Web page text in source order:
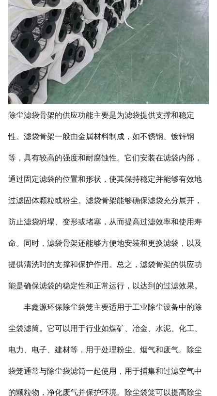
除尘滤袋骨架的供应功能主要是为滤袋提供支撑和稳定
性。滤袋骨架一般由金属材料制成，如不锈钢、镀锌钢
等，具有较高的强度和耐腐蚀性。它们安装在滤袋内部，
通过固定滤袋的位置和形状，使其保持稳定并能够有效地
过滤固体颗粒或粉尘。滤袋骨架能够确保滤袋充分展开，
防止滤袋坍塌、变形或堵塞，从而提高过滤效率和使用寿
命。同时，滤袋骨架还能够方便地安装和更换滤袋，以及
提供清洗时的支撑和保护作用。总之，滤袋骨架的供应功
能是确保滤袋的稳定性和正常运行，以达到的过滤效果。
丰鑫源环保除尘袋笼主要适用于工业除尘设备中的除
尘袋滤筒。它可以用于行业如煤矿、冶金、水泥、化工、
电力、电子、建材等，用于处理粉尘、烟气和废气。除尘
袋笼通常与除尘袋滤筒一起使用，用于捕集和过滤空气中
的颗粒物，净化废气并保护环境。除尘袋笼可以提高除尘